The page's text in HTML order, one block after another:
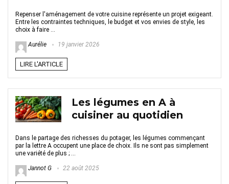
Repenser l'aménagement de votre cuisine représente un projet exigeant.
Entre les contraintes techniques, le budget et vos envies de style, les
choix à faire ...
Aurélie 19 janvier 2026
LIRE L'ARTICLE
Les légumes en A à
cuisiner au quotidien
Dans le partage des richesses du potager, les légumes commençant
par la lettre A occupent une place de choix. Ils ne sont pas simplement
une variété de plus ; ...
Jannot G 22 août 2025